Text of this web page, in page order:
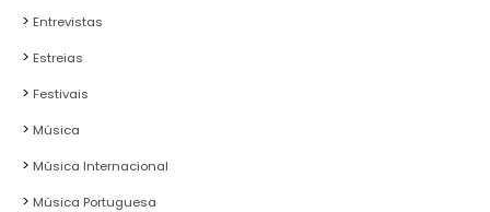
Entrevistas
Estreias
Festivais
Música
Música Internacional
Música Portuguesa